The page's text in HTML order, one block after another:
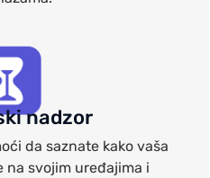
nadzor
da saznate kako vaša
na svojim uređajima i